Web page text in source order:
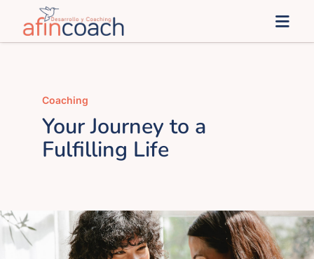
afinSoluciones
Administración Pública
Blog
Coaching
Your Journey to a
Fulfilling Life